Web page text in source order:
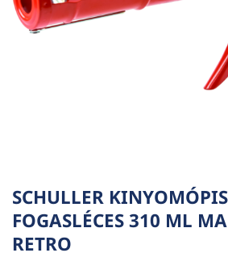
SCHULLER
FOGASLÉCES 310 ML
RETRO